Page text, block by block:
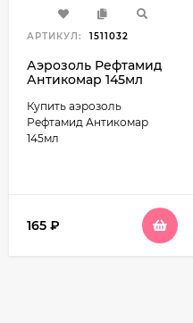
АРТИКУЛ: 1511032
Аэрозоль Рефтамид
Антикомар 145мл
Купить аэрозоль
Рефтамид Антикомар
145мл
165 ₽